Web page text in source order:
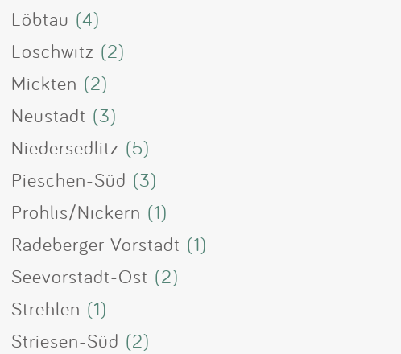
Löbtau (4)
Loschwitz (2)
Mickten (2)
Neustadt (3)
Niedersedlitz (5)
Pieschen-Süd (3)
Prohlis/Nickern (1)
Radeberger Vorstadt (1)
Seevorstadt-Ost (2)
Strehlen (1)
Striesen-Süd (2)